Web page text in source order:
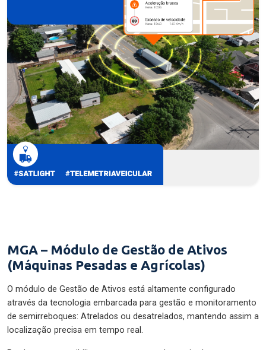
MGA – Módulo de Gestão de Ativos
(Máquinas Pesadas e Agrícolas)
O módulo de Gestão de Ativos está altamente configurado
através da tecnologia embarcada para gestão e monitoramento
de semirreboques: Atrelados ou desatrelados, mantendo assim a
localização precisa em tempo real.